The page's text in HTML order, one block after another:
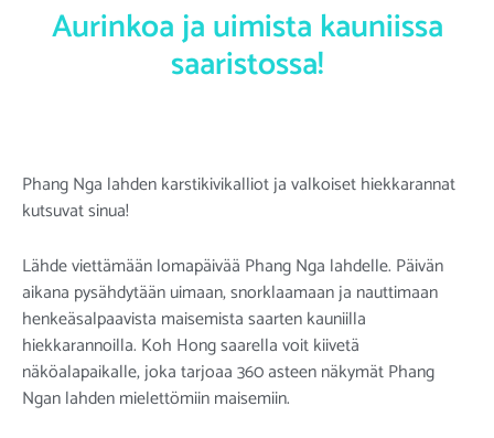
Aurinkoa ja uimista kauniissa
saaristossa!
Phang Nga lahden karstikivikalliot ja valkoiset hiekkarannat
kutsuvat sinua!
Lähde viettämään lomapäivää Phang Nga lahdelle. Päivän
aikana pysähdytään uimaan, snorklaamaan ja nauttimaan
henkeäsalpaavista maisemista saarten kauniilla
hiekkarannoilla. Koh Hong saarella voit kiivetä
näköalapaikalle, joka tarjoaa 360 asteen näkymät Phang
Ngan lahden mielettömiin maisemiin.